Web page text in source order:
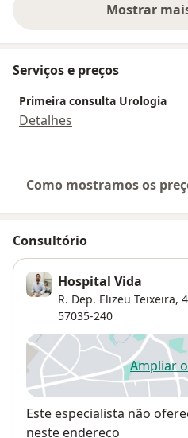
Mostrar
Serviços e preços
Primeira consulta Urologia
Detalhes
Como mostramos os
Consultório
Hospital Vida
R. Dep. Elizeu Teixeira,
57035-240
Ampliar
Disponibilidade
Este especialista não
neste endereço